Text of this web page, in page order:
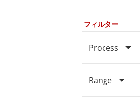
フィルター
Process
Range